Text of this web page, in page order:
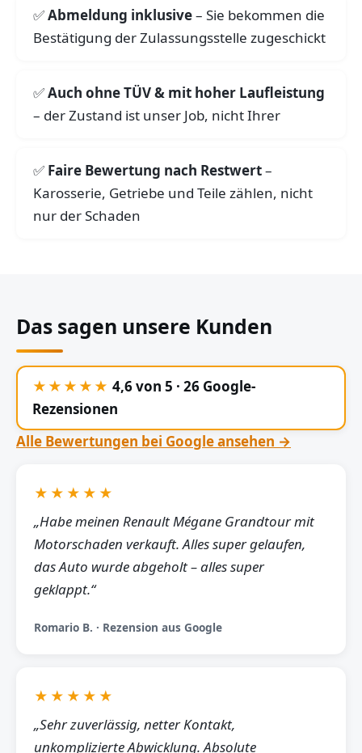
Abmeldung inklusive– Sie bekommen die
Bestätigung der Zulassungsstelle zugeschickt
Auch ohne TÜV & mit hoher Laufleistung
– der Zustand ist unser Job, nicht Ihrer
Faire Bewertung nach Restwert–
Karosserie, Getriebe und Teile zählen, nicht
nur der Schaden
Das sagen unsere Kunden
★★★★★ 4,6 von 5 · 26 Google-
Rezensionen
Alle Bewertungen bei Google ansehen →
★★★★★
„Habe meinen Renault Mégane Grandtour mit
Motorschaden verkauft. Alles super gelaufen,
das Auto wurde abgeholt – alles super
geklappt.“
Romario B. · Rezension aus Google
★★★★★
„Sehr zuverlässig, netter Kontakt,
unkomplizierte Abwicklung. Absolute